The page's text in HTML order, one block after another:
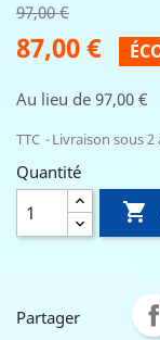
97,00 €
87,00 €
Au lieu de 97,00 €
TTC Livraison sous 2
Quantité

Partager